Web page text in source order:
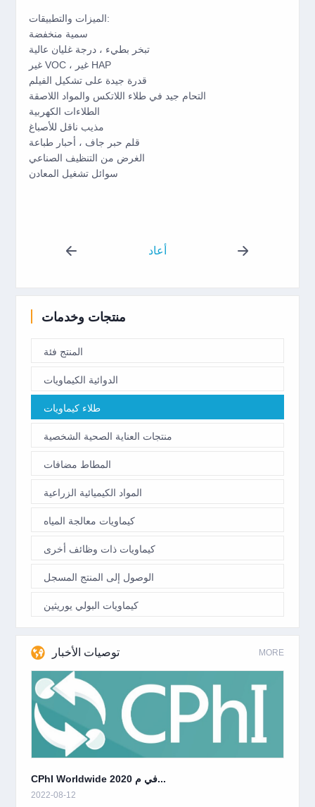
الميزات والتطبيقات:
سمية منخفضة
تبخر بطيء ، درجة غليان عالية
غير VOC ، غير HAP
قدرة جيدة على تشكيل الفيلم
التحام جيد في طلاء اللاتكس والمواد اللاصقة
الطلاءات الكهربية
مذيب ناقل للأصباغ
قلم حبر جاف ، أحبار طباعة
الغرض من التنظيف الصناعي
سوائل تشغيل المعادن
أعاد
منتجات وخدمات
المنتج فئة
الدوائية الكيماويات
طلاء كيماويات
منتجات العناية الصحية الشخصية
المطاط مضافات
المواد الكيميائية الزراعية
كيماويات معالجة المياه
كيماويات ذات وظائف أخرى
الوصول إلى المنتج المسجل
كيماويات البولي يوريثين
توصيات الأخبار MORE
CPhI Worldwide 2020 في م...
2022-08-12